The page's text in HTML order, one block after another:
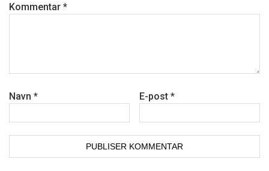
Kommentar *
Navn * E-post*